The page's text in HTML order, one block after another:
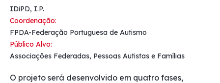
IDiPD, I.P.
Coordenação:
FPDA-Federação Portuguesa de Autismo
Público Alvo:
Associações Federadas, Pessoas Autistas e Famílias
O projeto será desenvolvido em quatro fases,